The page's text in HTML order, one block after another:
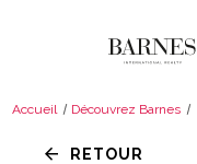
Accueil Découvrez Barnes
RETOUR